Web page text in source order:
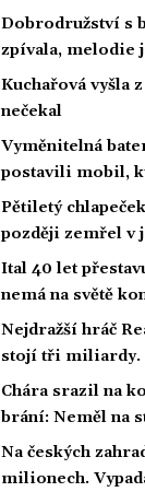
Dobrodružství s
zpívala, melodie
Kuchařová vyšla
nečekal
Vyměnitelná
postavili mobil,
Pětiletý
později zemřel v
Ital 40 let
nemá na světě
Nejdražší hráč
stojí tři miliardy.
Chára srazil na
brání: Neměl na
Na českých
milionech.